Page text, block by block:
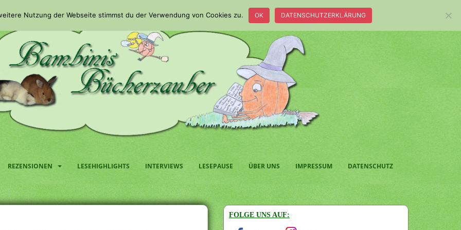
REZENSIONEN LESEHIGHLIGHTS INTERVIEWS LESEPAUSE ÜBER UNS IMPRESSUM DATENSCHUTZ
FOLGE UNS AUF:
Nutzung der Webseite stimmst du der Verwendung von Cookies zu. OK DATENSCHUTZERKLÄRUNG